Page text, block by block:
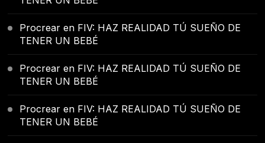
Procrear en FIV: HAZ REALIDAD TÚ SUEÑO DE
TENER UN BEBÉ
Procrear en FIV: HAZ REALIDAD TÚ SUEÑO DE
TENER UN BEBÉ
Procrear en FIV: HAZ REALIDAD TÚ SUEÑO DE
TENER UN BEBÉ